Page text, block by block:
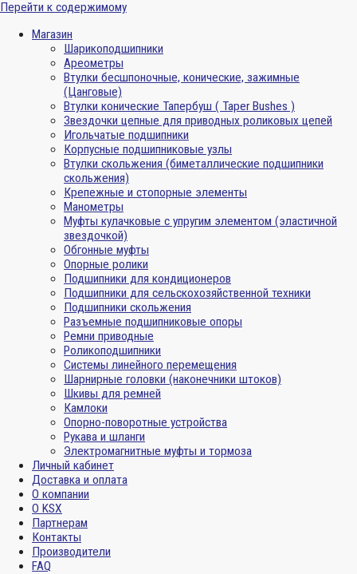
Перейти к содержимому
Магазин
Шарикоподшипники
Ареометры
Втулки бесшпоночные, конические, зажимные
(Цанговые)
Втулки конические Тапербуш ( Taper Bushes )
Звездочки цепные для приводных роликовых цепей
Игольчатые подшипники
Корпусные подшипниковые узлы
Втулки скольжения (биметаллические подшипники
скольжения)
Крепежные и стопорные элементы
Манометры
Муфты кулачковые с упругим элементом (эластичной
звездочкой)
Обгонные муфты
Опорные ролики
Подшипники для кондиционеров
Подшипники для сельскохозяйственной техники
Подшипники скольжения
Разъемные подшипниковые опоры
Ремни приводные
Роликоподшипники
Системы линейного перемещения
Шарнирные головки (наконечники штоков)
Шкивы для ремней
Камлоки
Опорно-поворотные устройства
Рукава и шланги
Электромагнитные муфты и тормоза
Личный кабинет
Доставка и оплата
О компании
О KSX
Партнерам
Контакты
Производители
FAQ